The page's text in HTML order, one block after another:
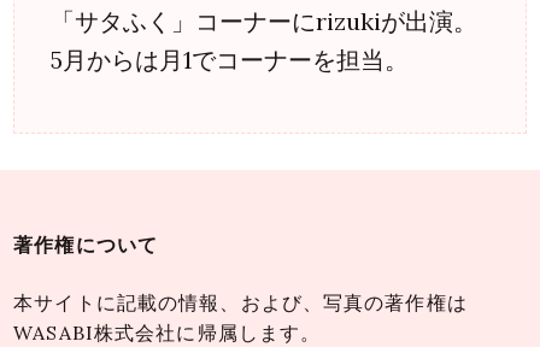
「サタふく」コーナーにrizukiが出演。
5月からは月1でコーナーを担当。
著作権について
本サイトに記載の情報、および、写真の著作権は
WASABI株式会社に帰属します。